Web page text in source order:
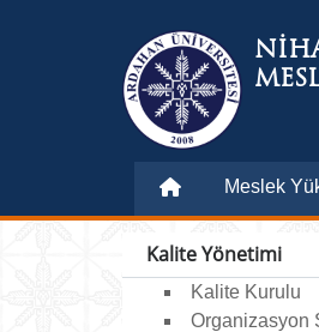
Meslek
Kalite Yönetimi
Kalite Kurulu
Organizasyon